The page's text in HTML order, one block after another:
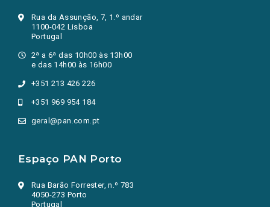
Rua da Assunção, 7, 1.º andar
1100-042 Lisboa
Portugal
2ª a 6ª das 10h00 às 13h00
e das 14h00 às 16h00
+351 213 426 226
+351 969 954 184
geral@pan.com.pt
Espaço PAN Porto
Rua Barão Forrester, n.º 783
4050-273 Porto
Portugal